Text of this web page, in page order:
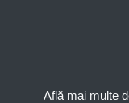
Află mai multe